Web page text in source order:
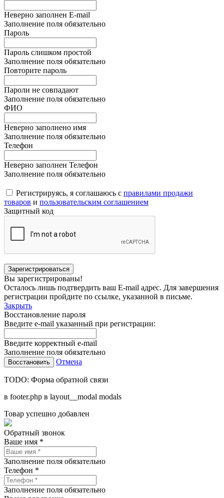
Неверно заполнен E-mail
Заполнение поля обязательно
Пароль
Пароль слишком простой
Заполнение поля обязательно
Повторите пароль
Пароли не совпадают
Заполнение поля обязательно
ФИО
Неверно заполнено имя
Заполнение поля обязательно
Телефон
Неверно заполнен Телефон
Заполнение поля обязательно
Регистрируясь, я соглашаюсь с правилами продажи
товаров и пользовательским соглашением
Защитный код
Вы зарегистрированы!
Осталось лишь подтвердить ваш E-mail адрес. Для завершения
регистрации пройдите по ссылке, указанной в письме.
Закрыть
Восстановление пароля
Введите e-mail указанный при регистрации:
Введите корректный e-mail
Заполнение поля обязательно
Отмена
TODO: Форма обратной связи
в footer.php в layout__modal modals
Товар успешно добавлен
Обратный звонок
Ваше имя *
Заполнение поля обязательно
Телефон *
Заполнение поля обязательно